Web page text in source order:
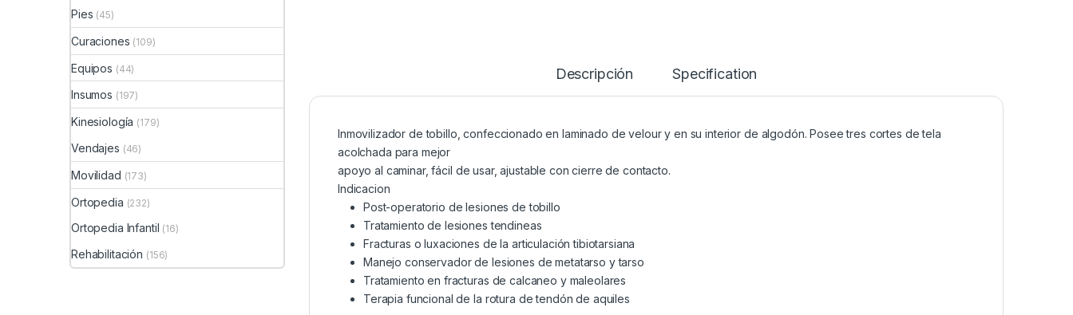
Descripción Specification
Inmovilizador de tobillo, confeccionado en laminado de velour y en su interior de algodón. Posee tres cortes de tela
acolchada para mejor
apoyo al caminar, fácil de usar, ajustable con cierre de contacto.
Indicacion
Post-operatorio de lesiones de tobillo
Tratamiento de lesiones tendineas
Fracturas o luxaciones de la articulación tibiotarsiana
Manejo conservador de lesiones de metatarso y tarso
Tratamiento en fracturas de calcaneo y maleolares
Terapia funcional de la rotura de tendón de aquiles
Pies (45)
Curaciones (109)
Equipos (44)
Insumos (197)
Kinesiología (179)
Vendajes (46)
Movilidad (173)
Ortopedia (232)
Ortopedia Infantil (16)
Rehabilitación (156)